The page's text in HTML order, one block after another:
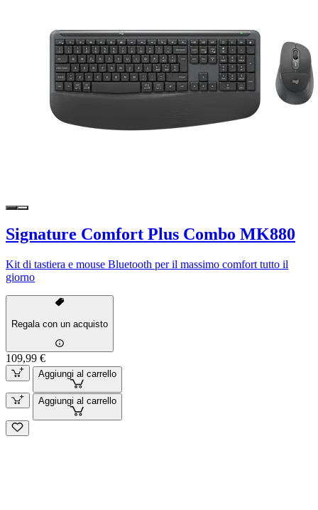
Signature Comfort Plus Combo MK880
Kit di tastiera e mouse Bluetooth per il massimo comfort tutto il
giorno
Regala con un acquisto
109,99 €
Aggiungi al carrello
Aggiungi al carrello